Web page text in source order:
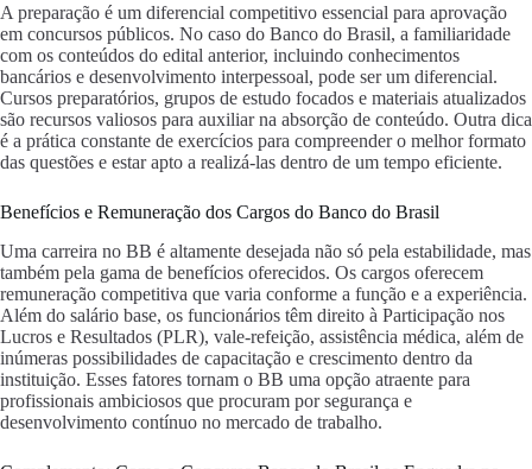
A preparação é um diferencial competitivo essencial para aprovação
em concursos públicos. No caso do Banco do Brasil, a familiaridade
com os conteúdos do edital anterior, incluindo conhecimentos
bancários e desenvolvimento interpessoal, pode ser um diferencial.
Cursos preparatórios, grupos de estudo focados e materiais atualizados
são recursos valiosos para auxiliar na absorção de conteúdo. Outra dica
é a prática constante de exercícios para compreender o melhor formato
das questões e estar apto a realizá-las dentro de um tempo eficiente.
Benefícios e Remuneração dos Cargos do Banco do Brasil
Uma carreira no BB é altamente desejada não só pela estabilidade, mas
também pela gama de benefícios oferecidos. Os cargos oferecem
remuneração competitiva que varia conforme a função e a experiência.
Além do salário base, os funcionários têm direito à Participação nos
Lucros e Resultados (PLR), vale-refeição, assistência médica, além de
inúmeras possibilidades de capacitação e crescimento dentro da
instituição. Esses fatores tornam o BB uma opção atraente para
profissionais ambiciosos que procuram por segurança e
desenvolvimento contínuo no mercado de trabalho.